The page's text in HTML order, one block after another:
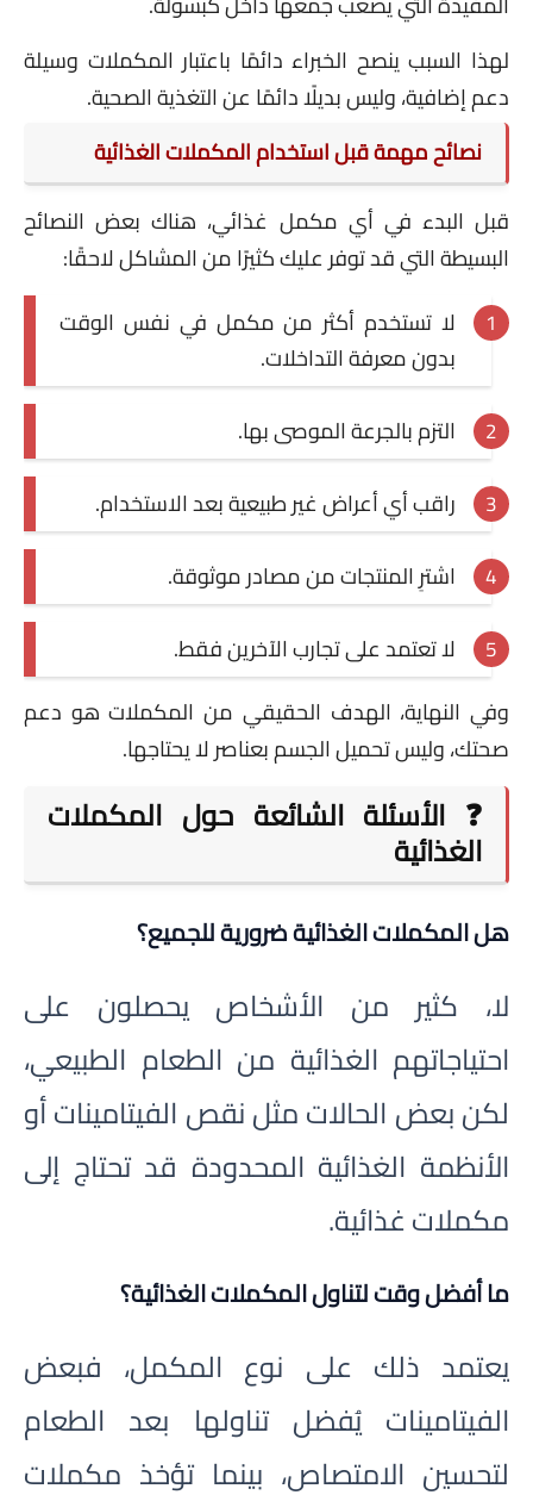
لهذا السبب ينصح الخبراء دائمًا باعتبار المكملات وسيلة
دعم إضافية، وليس بديلًا دائمًا عن التغذية الصحية.
نصائح مهمة قبل استخدام المكملات الغذائية
قبل البدء في أي مكمل غذائي، هناك بعض النصائح
البسيطة التي قد توفر عليك كثيرًا من المشاكل لاحقًا:
لا تستخدم أكثر من مكمل في نفس الوقت
بدون معرفة التداخلات.
التزم بالجرعة الموصى بها.
راقب أي أعراض غير طبيعية بعد الاستخدام.
اشترِ المنتجات من مصادر موثوقة.
لا تعتمد على تجارب الآخرين فقط.
وفي النهاية، الهدف الحقيقي من المكملات هو دعم
صحتك، وليس تحميل الجسم بعناصر لا يحتاجها.
❓ الأسئلة الشائعة حول المكملات
الغذائية
هل المكملات الغذائية ضرورية للجميع؟
لا، كثير من الأشخاص يحصلون على
احتياجاتهم الغذائية من الطعام الطبيعي،
لكن بعض الحالات مثل نقص الفيتامينات أو
الأنظمة الغذائية المحدودة قد تحتاج إلى
مكملات غذائية.
ما أفضل وقت لتناول المكملات الغذائية؟
يعتمد ذلك على نوع المكمل، فبعض
الفيتامينات يُفضل تناولها بعد الطعام
لتحسين الامتصاص، بينما تؤخذ مكملات